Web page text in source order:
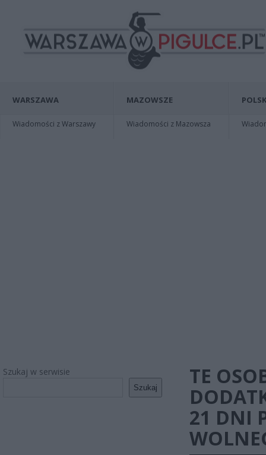
WARSZAWA
Wiadomości z Warszawy
MAZOWSZE
Wiadomości z Mazowsza
Szukaj w serwisie
Szukaj
TE
21 DNI